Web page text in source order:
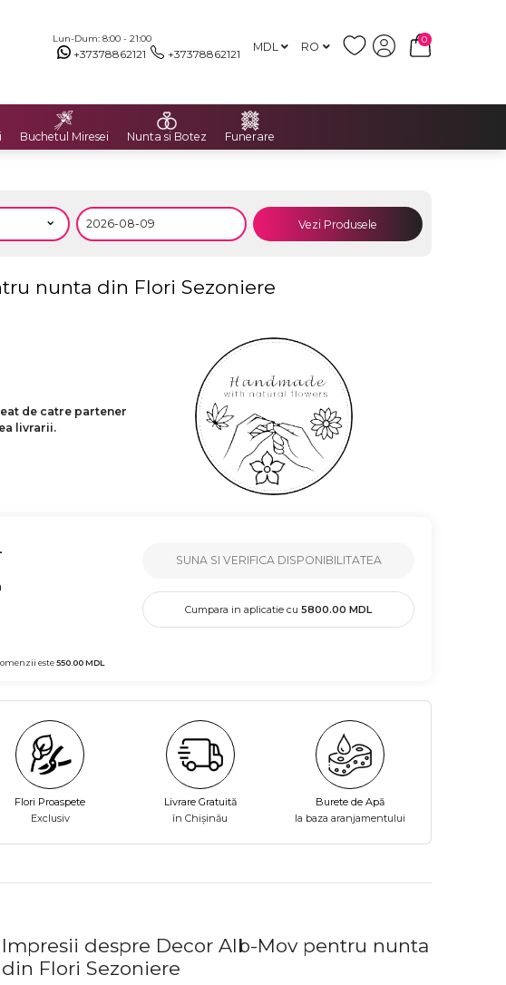
Lun-Dum: 8:00 - 21:00
+37378862121 +37378862121 MDL RO
0
Buchetul Miresei Nunta si Botez Funerare
Vezi Produsele
nunta din Flori Sezoniere
de catre partener
livrarii.
este550.00MDL
SUNA SI VERIFICA DISPONIBILITATEA
Cumpara in aplicatie cu5800.00 MDL
Flori Proaspete
Exclusiv
Livrare Gratuită
în Chișinău
Burete de Apă
la baza aranjamentului
Impresii despre Decor Alb-Mov pentru nunta
din Flori Sezoniere